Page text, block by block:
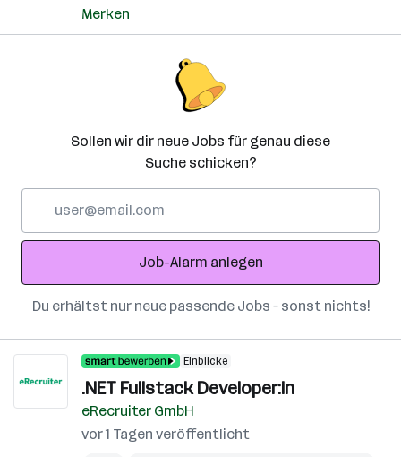
Merken
Sollen wir dir neue Jobs für genau diese
Suche schicken?
Adresse
Job-Alarm anlegen
Du erhältst nur neue passende Jobs – sonst nichts!
Einblicke
.NET Fullstack Developer:in
eRecruiter GmbH
vor 1 Tagen veröffentlicht